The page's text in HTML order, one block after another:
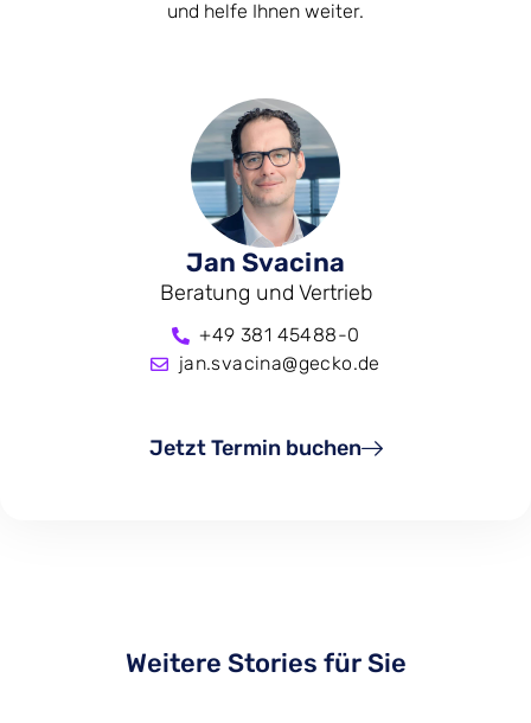
und helfe Ihnen weiter.
Jan Svacina
Beratung und Vertrieb
+49 381 45488-0
jan.svacina@gecko.de
Jetzt Termin buchen
Weitere Stories für Sie